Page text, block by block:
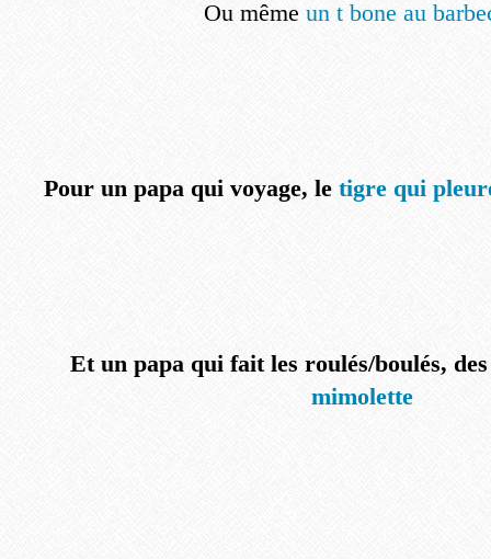
Ou même un t bone au
Pour un papa qui voyage, le tigre qui
Et un papa qui fait les roulés/boulés,
mimolette